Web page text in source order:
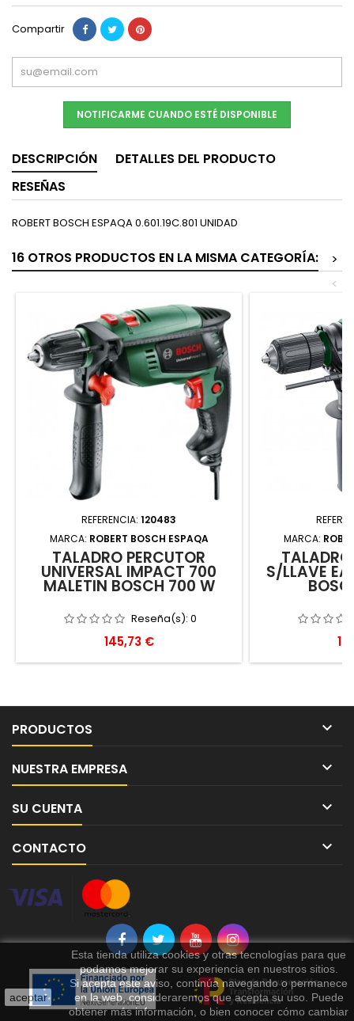
Compartir
NOTIFICARME CUANDO ESTÉ DISPONIBLE
DESCRIPCIÓN
DETALLES DEL PRODUCTO
RESEÑAS
ROBERT BOSCH ESPAQA 0.601.19C.801 UNIDAD
16 OTROS PRODUCTOS EN LA MISMA CATEGORÍA:
>
<
REFERENCIA: 120483
MARCA: ROBERT BOSCH ESPAQA
TALADRO PERCUTOR
UNIVERSAL IMPACT 700
MALETIN BOSCH 700 W
Reseña(s): 0
Precio
145,73 €
MARCA:
S/LLAVE
PRODUCTOS 
NUESTRA EMPRESA 
SU CUENTA 
CONTACTO 
aceptar
Esta tienda utiliza cookies y otras tecnologías para que
podamos mejorar su experiencia en nuestros sitios.
Si acepta este aviso, continúa navegando o permanece
en la web, consideraremos que acepta su uso. Puede
obtener más información, o bien conocer cómo cambiar